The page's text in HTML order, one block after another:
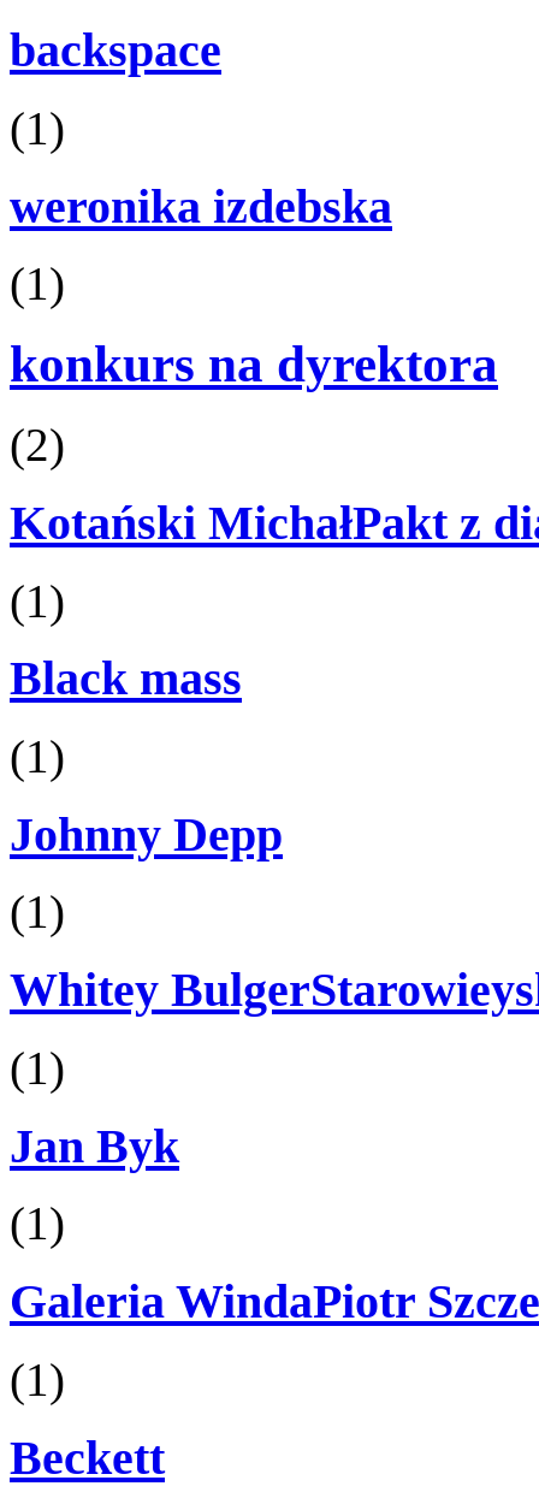
backspace
(1)
weronika izdebska
(1)
konkurs na dyrektora
(2)
Kotański MichałPakt z
(1)
Black mass
(1)
Johnny Depp
(1)
Whitey
(1)
Jan Byk
(1)
Galeria WindaPiotr
(1)
Beckett